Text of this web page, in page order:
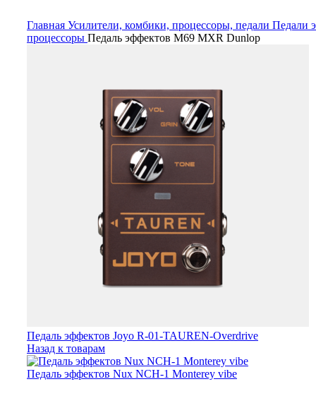
Главная Усилители, комбики, процессоры, педали Педали
процессоры Педаль эффектов M69 MXR Dunlop
Педаль эффектов Joyo R-01-TAUREN-Overdrive
Назад к товарам
Педаль эффектов Nux NCH-1 Monterey vibe